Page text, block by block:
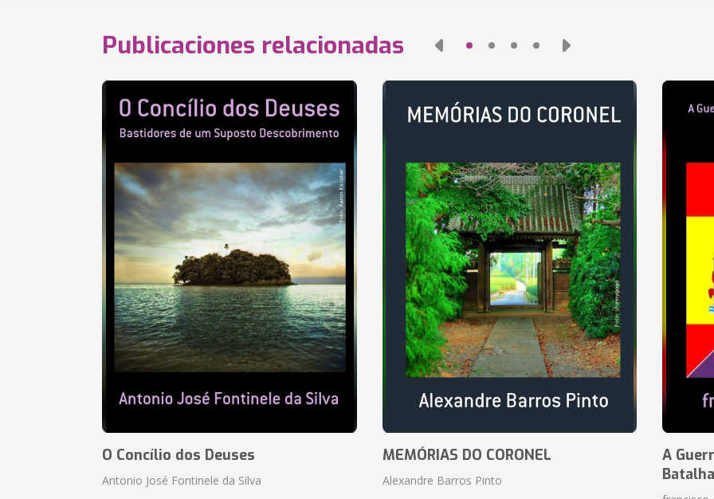
Publicaciones relacionadas
O Concílio dos Deuses
Antonio José Fontinele da Silva
MEMÓRIAS DO CORONEL
Alexandre Barros Pinto
A